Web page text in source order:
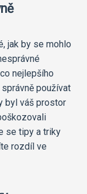
jak by se mohlo
nejlepšího
používat
byl váš prostor
se tipy a triky
rozdíl ve